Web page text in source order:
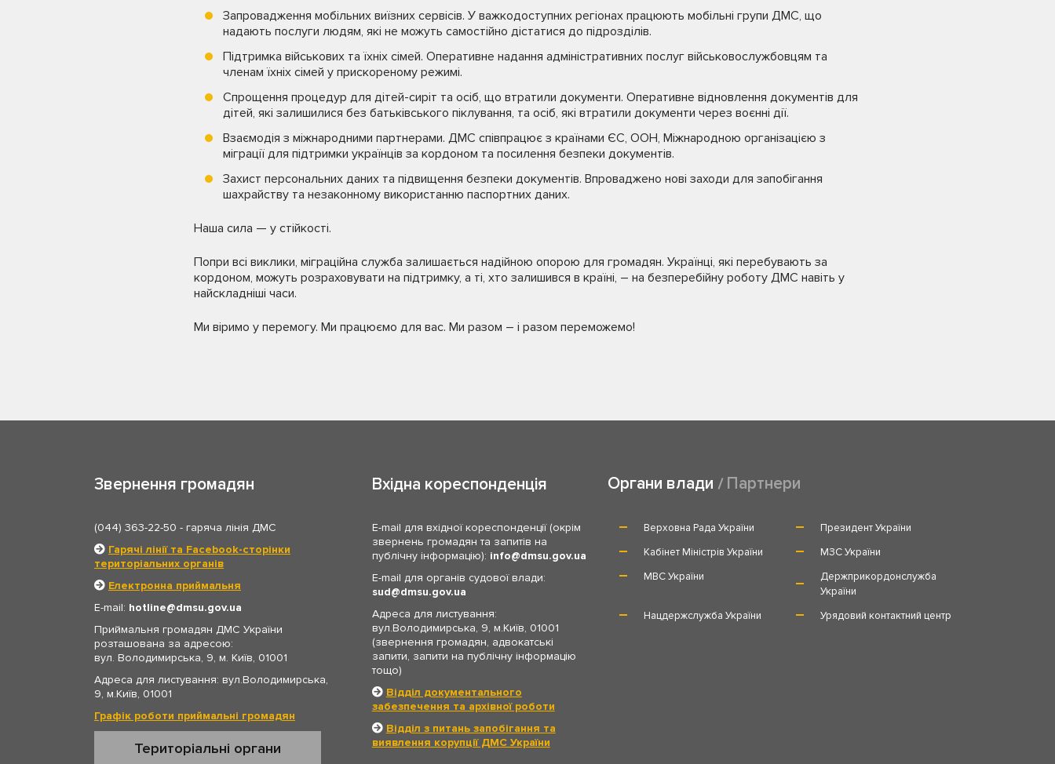
Запровадження мобільних виїзних сервісів. У важкодоступних регіонах працюють мобільні групи ДМС, що
надають послуги людям, які не можуть самостійно дістатися до підрозділів.
Підтримка військових та їхніх сімей. Оперативне надання адміністративних послуг військовослужбовцям та
членам їхніх сімей у прискореному режимі.
Спрощення процедур для дітей-сиріт та осіб, що втратили документи. Оперативне відновлення документів для
дітей, які залишилися без батьківського піклування, та осіб, які втратили документи через воєнні дії.
Взаємодія з міжнародними партнерами. ДМС співпрацює з країнами ЄС, ООН, Міжнародною організацією з
міграції для підтримки українців за кордоном та посилення безпеки документів.
Захист персональних даних та підвищення безпеки документів. Впроваджено нові заходи для запобігання
шахрайству та незаконному використанню паспортних даних.
Наша сила — у стійкості.
Попри всі виклики, міграційна служба залишається надійною опорою для громадян. Українці, які перебувають за
кордоном, можуть розраховувати на підтримку, а ті, хто залишився в країні, – на безперебійну роботу ДМС навіть у
найскладніші часи.
Ми віримо у перемогу. Ми працюємо для вас. Ми разом – і разом переможемо!
Звернення громадян
(044) 363-22-50 - гаряча лінія ДМС
Гарячі лінії та Facebook-сторінки
територіальних органів
Електронна приймальня
E-mail: hotline
dmsu.gov.ua
Приймальня громадян ДМС України
розташована за адресою:
вул. Володимирська, 9, м. Київ, 01001
Адреса для листування: вул.Володимирська,
9, м.Київ, 01001
Графік роботи приймальні громадян
Територіальні органи
Вхідна кореспонденція
E-mail для вхідної кореспонденції (окрім
звернень громадян та запитів на
публічну інформацію): info
dmsu.gov.ua
E-mail для органів судової влади:
sud
dmsu.gov.ua
Адреса для листування:
вул.Володимирська, 9, м.Київ, 01001
(звернення громадян, адвокатські
запити, запити на публічну інформацію
тощо)
Відділ документального
забезпечення та архівної роботи
Відділ з питань запобігання та
виявлення корупції ДМС України
Органи влади Партнери
Верховна Рада України
Президент України
Кабінет Міністрів України
МЗС України
МВС України
Держприкордонслужба
України
Нацдержслужба України
Урядовий контактний центр